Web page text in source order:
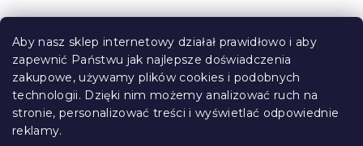
Aby nasz sklep internetowy działał prawidłowo i aby
zapewnić Państwu jak najlepsze doświadczenia
zakupowe, używamy plików cookies i podobnych
technologii. Dzięki nim możemy analizować ruch na
stronie, personalizować treści i wyświetlać odpowiednie
reklamy.
t
o
l
k
i
l
i
S
Informacje dla Ciebie
Śledzenie zamówienia
Opcje dostawy
Metody płatności